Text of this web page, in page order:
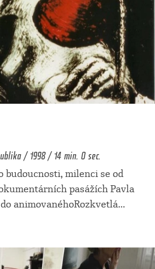
/ 1998 / 14 min. 0 sec.
budoucnosti, milenci se od
pasážích Pavla
animovanéhoRozkvetlá...